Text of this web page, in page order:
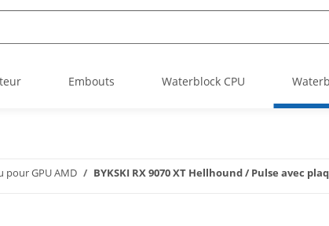
Embouts Waterblock CPU
pour GPU AMD BYKSKI RX 9070 XT Hellhound / Pulse avec